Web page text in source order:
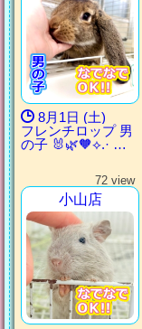
8月1日 (土)
フレンチロップ 男
の子 🐰🌿‪🧡‬‪⟡.· …
72 view
小山店